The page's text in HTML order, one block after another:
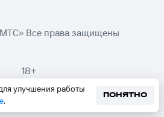
улучшения работы
.
ПОНЯТНО
Все права защищены
18+